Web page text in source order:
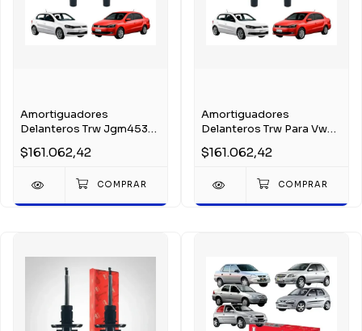
Amortiguadores
Delanteros Trw Jgm4530
$161.062,42
Amortiguadores
Delanteros Trw Para Vw
$161.062,42